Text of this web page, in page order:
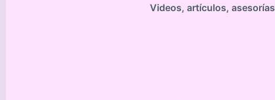
Videos, artículos, asesorías